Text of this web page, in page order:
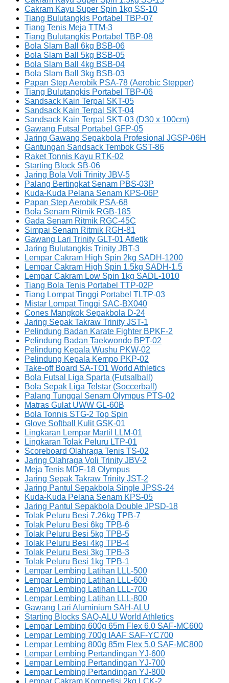
Cakram Kayu Super Spin 1kg SS-10
Tiang Bulutangkis Portabel TBP-07
Tiang Tenis Meja TTM-3
Tiang Bulutangkis Portabel TBP-08
Bola Slam Ball 6kg BSB-06
Bola Slam Ball 5kg BSB-05
Bola Slam Ball 4kg BSB-04
Bola Slam Ball 3kg BSB-03
Papan Step Aerobik PSA-78 (Aerobic Stepper)
Tiang Bulutangkis Portabel TBP-06
Sandsack Kain Terpal SKT-05
Sandsack Kain Terpal SKT-04
Sandsack Kain Terpal SKT-03 (D30 x 100cm)
Gawang Futsal Portabel GFP-05
Jaring Gawang Sepakbola Profesional JGSP-06H
Gantungan Sandsack Tembok GST-86
Raket Tonnis Kayu RTK-02
Starting Block SB-06
Jaring Bola Voli Trinity JBV-5
Palang Bertingkat Senam PBS-03P
Kuda-Kuda Pelana Senam KPS-06P
Papan Step Aerobik PSA-68
Bola Senam Ritmik RGB-185
Gada Senam Ritmik RGC-45C
Simpai Senam Ritmik RGH-81
Gawang Lari Trinity GLT-01 Atletik
Jaring Bulutangkis Trinity JBT-3
Lempar Cakram High Spin 2kg SADH-1200
Lempar Cakram High Spin 1.5kg SADH-1.5
Lempar Cakram Low Spin 1kg SADL-1010
Tiang Bola Tenis Portabel TTP-02P
Tiang Lompat Tinggi Portabel TLTP-03
Mistar Lompat Tinggi SAC-BX040
Cones Mangkok Sepakbola D-24
Jaring Sepak Takraw Trinity JST-1
Pelindung Badan Karate Fighter BPKF-2
Pelindung Badan Taekwondo BPT-02
Pelindung Kepala Wushu PKW-02
Pelindung Kepala Kempo PKP-02
Take-off Board SA-TO1 World Athletics
Bola Futsal Liga Sparta (Futsalball)
Bola Sepak Liga Telstar (Soccerball)
Palang Tunggal Senam Olympus PTS-02
Matras Gulat UWW GL-60B
Bola Tonnis STG-2 Top Spin
Glove Softball Kulit GSK-01
Lingkaran Lempar Martil LLM-01
Lingkaran Tolak Peluru LTP-01
Scoreboard Olahraga Tenis TS-02
Jaring Olahraga Voli Trinity JBV-2
Meja Tenis MDF-18 Olympus
Jaring Sepak Takraw Trinity JST-2
Jaring Pantul Sepakbola Single JPSS-24
Kuda-Kuda Pelana Senam KPS-05
Jaring Pantul Sepakbola Double JPSD-18
Tolak Peluru Besi 7.26kg TPB-7
Tolak Peluru Besi 6kg TPB-6
Tolak Peluru Besi 5kg TPB-5
Tolak Peluru Besi 4kg TPB-4
Tolak Peluru Besi 3kg TPB-3
Tolak Peluru Besi 1kg TPB-1
Lempar Lembing Latihan LLL-500
Lempar Lembing Latihan LLL-600
Lempar Lembing Latihan LLL-700
Lempar Lembing Latihan LLL-800
Gawang Lari Aluminium SAH-ALU
Starting Blocks SAQ-ALU World Athletics
Lempar Lembing 600g 65m Flex 6.0 SAF-MC600
Lempar Lembing 700g IAAF SAF-YC700
Lempar Lembing 800g 85m Flex 5.0 SAF-MC800
Lempar Lembing Pertandingan YJ-600
Lempar Lembing Pertandingan YJ-700
Lempar Lembing Pertandingan YJ-800
Lempar Cakram Kompetisi 2kg LCK-2